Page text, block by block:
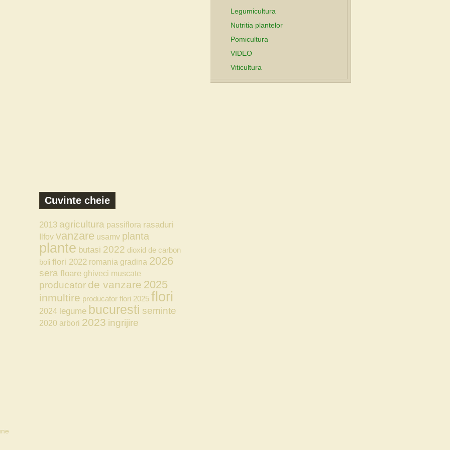
Legumicultura
Nutritia plantelor
Pomicultura
VIDEO
Viticultura
Cuvinte cheie
2013 agricultura passiflora rasaduri
Ilfov vanzare usamv planta
plante butasi 2022 dioxid de carbon
boli flori 2022 romania gradina 2026
sera floare ghiveci muscate
producator de vanzare 2025
inmultire producator flori 2025 flori
2024 legume bucuresti seminte
2020 arbori 2023 ingrijire